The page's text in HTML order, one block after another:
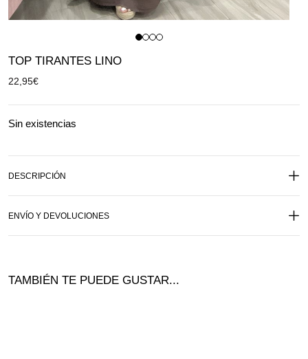
TOP TIRANTES LINO
22,95€
Sin existencias
DESCRIPCIÓN
ENVÍO Y DEVOLUCIONES
TAMBIÉN TE PUEDE GUSTAR...